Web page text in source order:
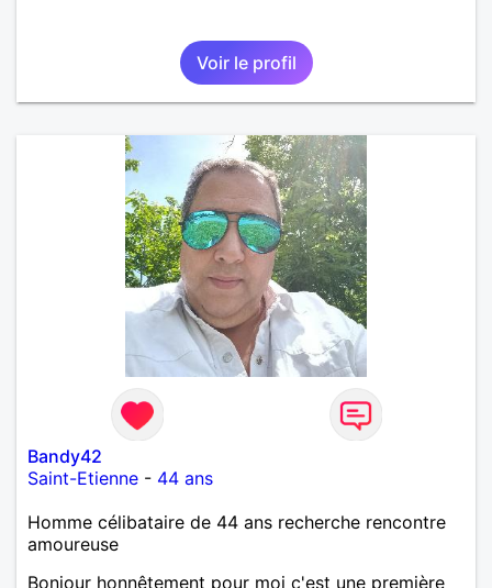
Voir le profil
Bandy42
Saint-Etienne - 44 ans
Homme célibataire de 44 ans recherche rencontre
amoureuse
Bonjour honnêtement pour moi c'est une première